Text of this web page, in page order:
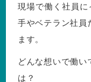
現場で働く社員
手やベテラン社員
ます。
どんな想いで働
は？